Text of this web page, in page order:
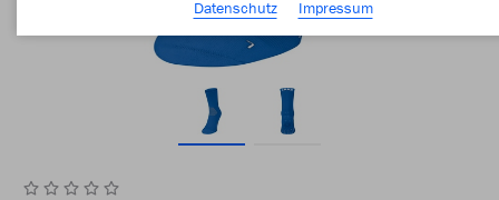
Datenschutz
Impressum